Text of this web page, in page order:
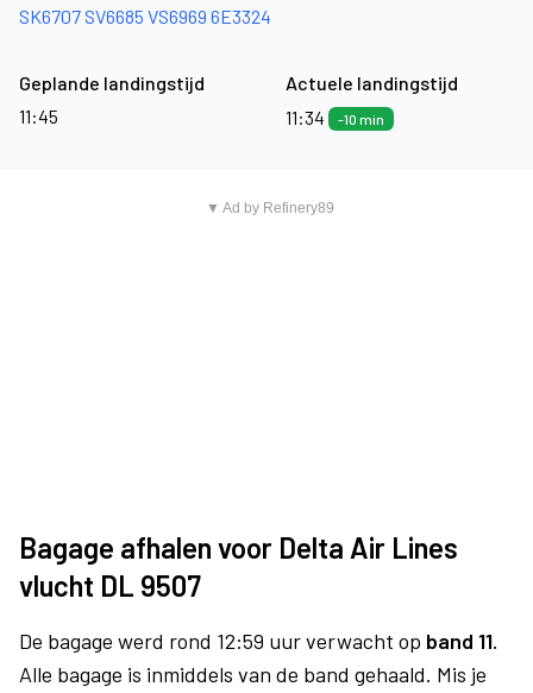
SK6707 SV6685 VS6969 6E3324
Geplande landingstijd
11:45
Actuele landingstijd
11:34
-10 min
▼ Ad by Refinery89
Bagage afhalen voor Delta Air Lines
vlucht DL 9507
De bagage werd rond 12:59 uur verwacht op band 11.
Alle bagage is inmiddels van de band gehaald. Mis je